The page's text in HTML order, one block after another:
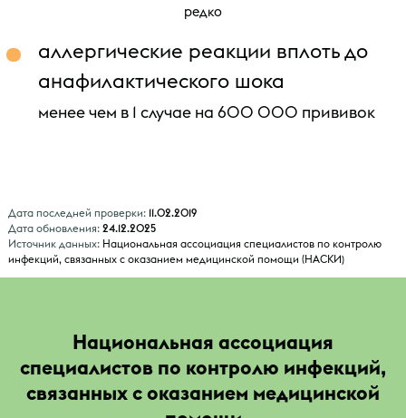
редко
аллергические реакции вплоть до
анафилактического шока
менее чем в 1 случае на 600 000 прививок
Дата последней проверки: 11.02.2019
Дата обновления: 24.12.2025
Источник данных: Национальная ассоциация специалистов по контролю
инфекций, связанных с оказанием медицинской помощи (НАСКИ)
Национальная ассоциация
специалистов по контролю инфекций,
связанных с оказанием медицинской